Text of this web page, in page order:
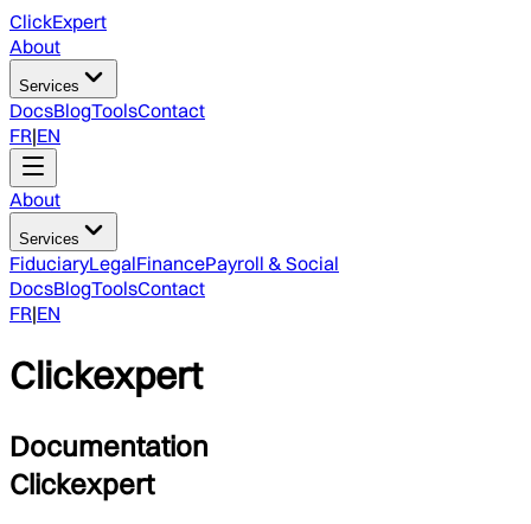
ClickExpert
About
Services
DocsBlogToolsContact
FR|EN
About
Services
FiduciaryLegalFinancePayroll & Social
DocsBlogToolsContact
FR|EN
Clickexpert
Documentation
Clickexpert